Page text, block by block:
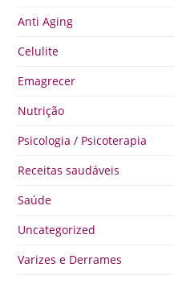
Anti Aging
Celulite
Emagrecer
Nutrição
Psicologia / Psicoterapia
Receitas saudáveis
Saúde
Uncategorized
Varizes e Derrames